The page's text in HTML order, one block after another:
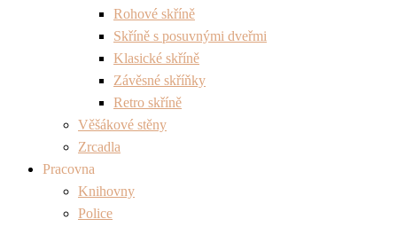
Rohové skříně
Skříně s posuvnými dveřmi
Klasické skříně
Závěsné skříňky
Retro skříně
Věšákové stěny
Zrcadla
Pracovna
Knihovny
Police